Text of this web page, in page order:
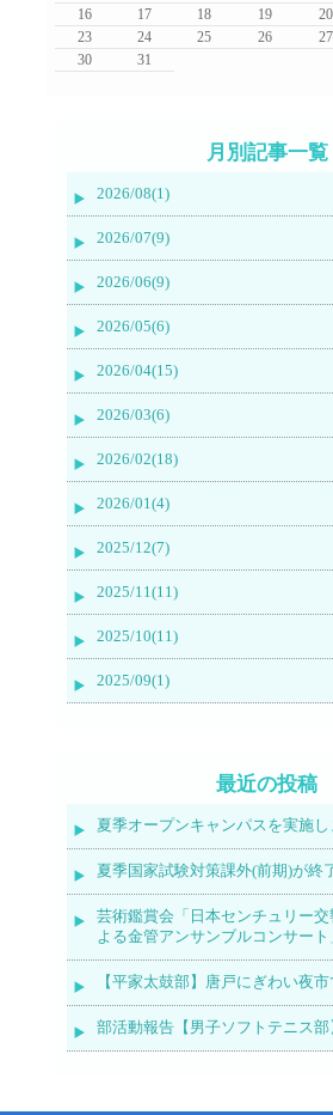
16
17 18 19 20
23
24 25 26 27
30
31
月別記事一覧
2026/08(1)
2026/07(9)
2026/06(9)
2026/05(6)
2026/04(15)
2026/03(6)
2026/02(18)
2026/01(4)
2025/12(7)
2025/11(11)
2025/10(11)
2025/09(1)
最近の投稿
夏季オープンキャンパスを実施し
夏季国家試験対策課外(前期)が終
芸術鑑賞会「日本センチュリー
よる金管アンサンブルコンサート
【平家太鼓部】唐戸にぎわい夜
部活動報告【男子ソフトテニス部